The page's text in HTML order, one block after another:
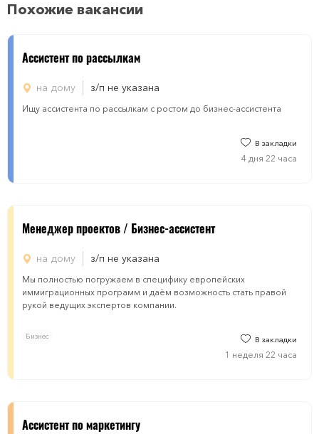
Похожие вакансии
Aссистент по рассылкам
на дому з/п не указана
Ищу ассистента по рассылкам с ростом до бизнес-ассистента
В закладки
4 дня 22 часа
Менеджер проектов / Бизнес-ассистент
на дому з/п не указана
Мы полностью погружаем в специфику европейских
иммиграционных программ и даём возможность стать правой
рукой ведущих экспертов компании.
Бизнес В закладки
1 неделя 22 часа
Ассистент по маркетингу